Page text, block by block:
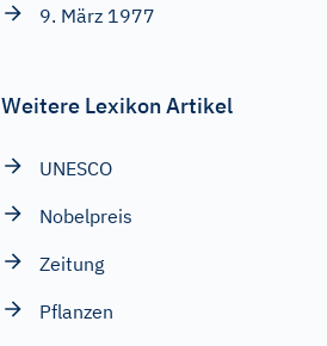
9. März 1977
Weitere Lexikon Artikel
UNESCO
Nobelpreis
Zeitung
Pflanzen